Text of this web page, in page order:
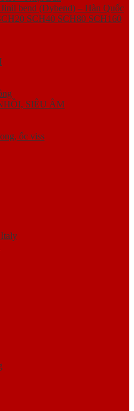
bend (Dybend) – Hàn Quốc
SCH40 SCH80 SCH160
SIÊU ÂM
ốc viss